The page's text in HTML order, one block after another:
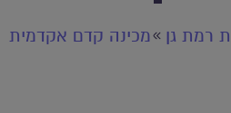
רמת גן מכינה קדם אקדמית